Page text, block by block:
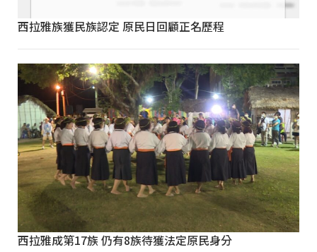
西拉雅族獲民族認定 原民日回顧正名歷程
西拉雅成第17族 仍有8族待獲法定原民身分